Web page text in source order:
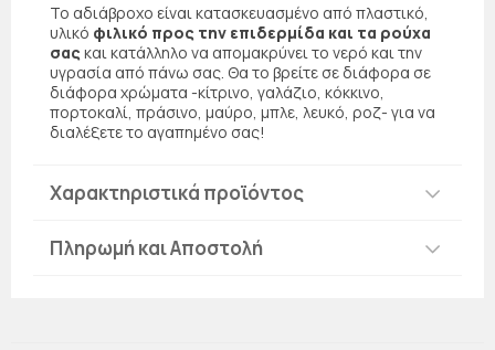
Το αδιάβροχο είναι κατασκευασμένο από πλαστικό,
υλικό φιλικό προς την επιδερμίδα και τα ρούχα
σας και κατάλληλο να απομακρύνει το νερό και την
υγρασία από πάνω σας. Θα το βρείτε σε διάφορα σε
διάφορα χρώματα -κίτρινο, γαλάζιο, κόκκινο,
πορτοκαλί, πράσινο, μαύρο, μπλε, λευκό, ροζ- για να
διαλέξετε το αγαπημένο σας!
Χαρακτηριστικά προϊόντος
Πληρωμή και Αποστολή